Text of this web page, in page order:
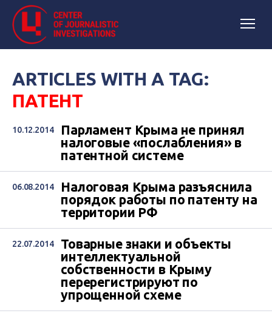
ARTICLES WITH A TAG:
ПАТЕНТ
10.12.2014
Парламент Крыма не принял
налоговые «послабления» в
патентной системе
06.08.2014
Налоговая Крыма разъяснила
порядок работы по патенту на
территории РФ
22.07.2014
Товарные знаки и объекты
интеллектуальной
собственности в Крыму
перерегистрируют по
упрощенной схеме